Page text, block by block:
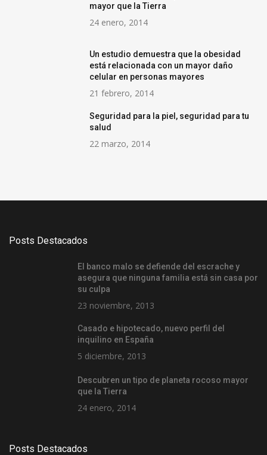
mayor que la Tierra
24 enero, 2014
Un estudio demuestra que la obesidad
está relacionada con un mayor daño
celular en personas mayores
21 febrero, 2014
Seguridad para la piel, seguridad para tu
salud
22 marzo, 2014
Posts Destacados
El banco malo se defiende del escrache y
asegura que ninguna familia está sin casa por
su culpa
23 noviembre, 2013
Casado e hipotecado, nuevo perfil del
inquilino en España
5 diciembre, 2013
Descubren un tipo de planeta rocoso mayor
que la Tierra
24 enero, 2014
Posts Destacados